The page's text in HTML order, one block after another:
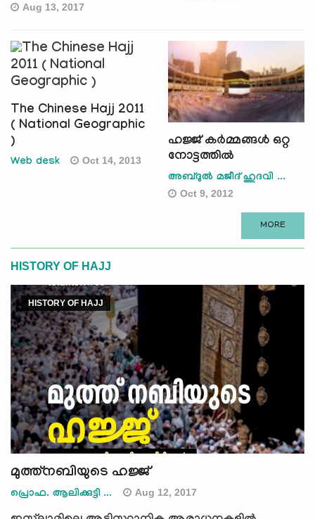
Aug 13, 2017
The Chinese Hajj 2011
( National Geographic
)
Web desk Oct 14, 2013
ഹജ്ജ് കര്‍മ്മങ്ങള്‍ ഒറ്റ
നോട്ടത്തില്‍
അബ്ദുല്‍ മജീദ് ഹുദവി ...
Oct 9, 2012
MORE
HISTORY OF HAJJ
HISTORY OF HAJJ
മുത്ത്‌നബിയുടെ ഹജ്ജ്
പ്രൊഫ. ആലിക്കുട്ടി ... Aug 12, 2017